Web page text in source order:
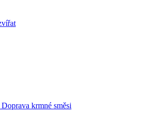
krmné směsi